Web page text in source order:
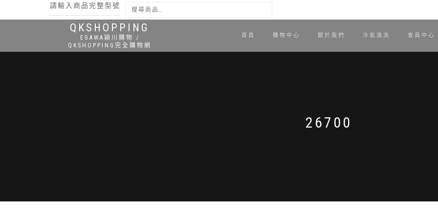
請輸入商品完整型號
搜尋
QKSHOPPING
EGAWA穎川購物 /
QKSHOPPING完全購物網
首頁 購物中心 關於我們 冷氣清洗 會員中心
26700